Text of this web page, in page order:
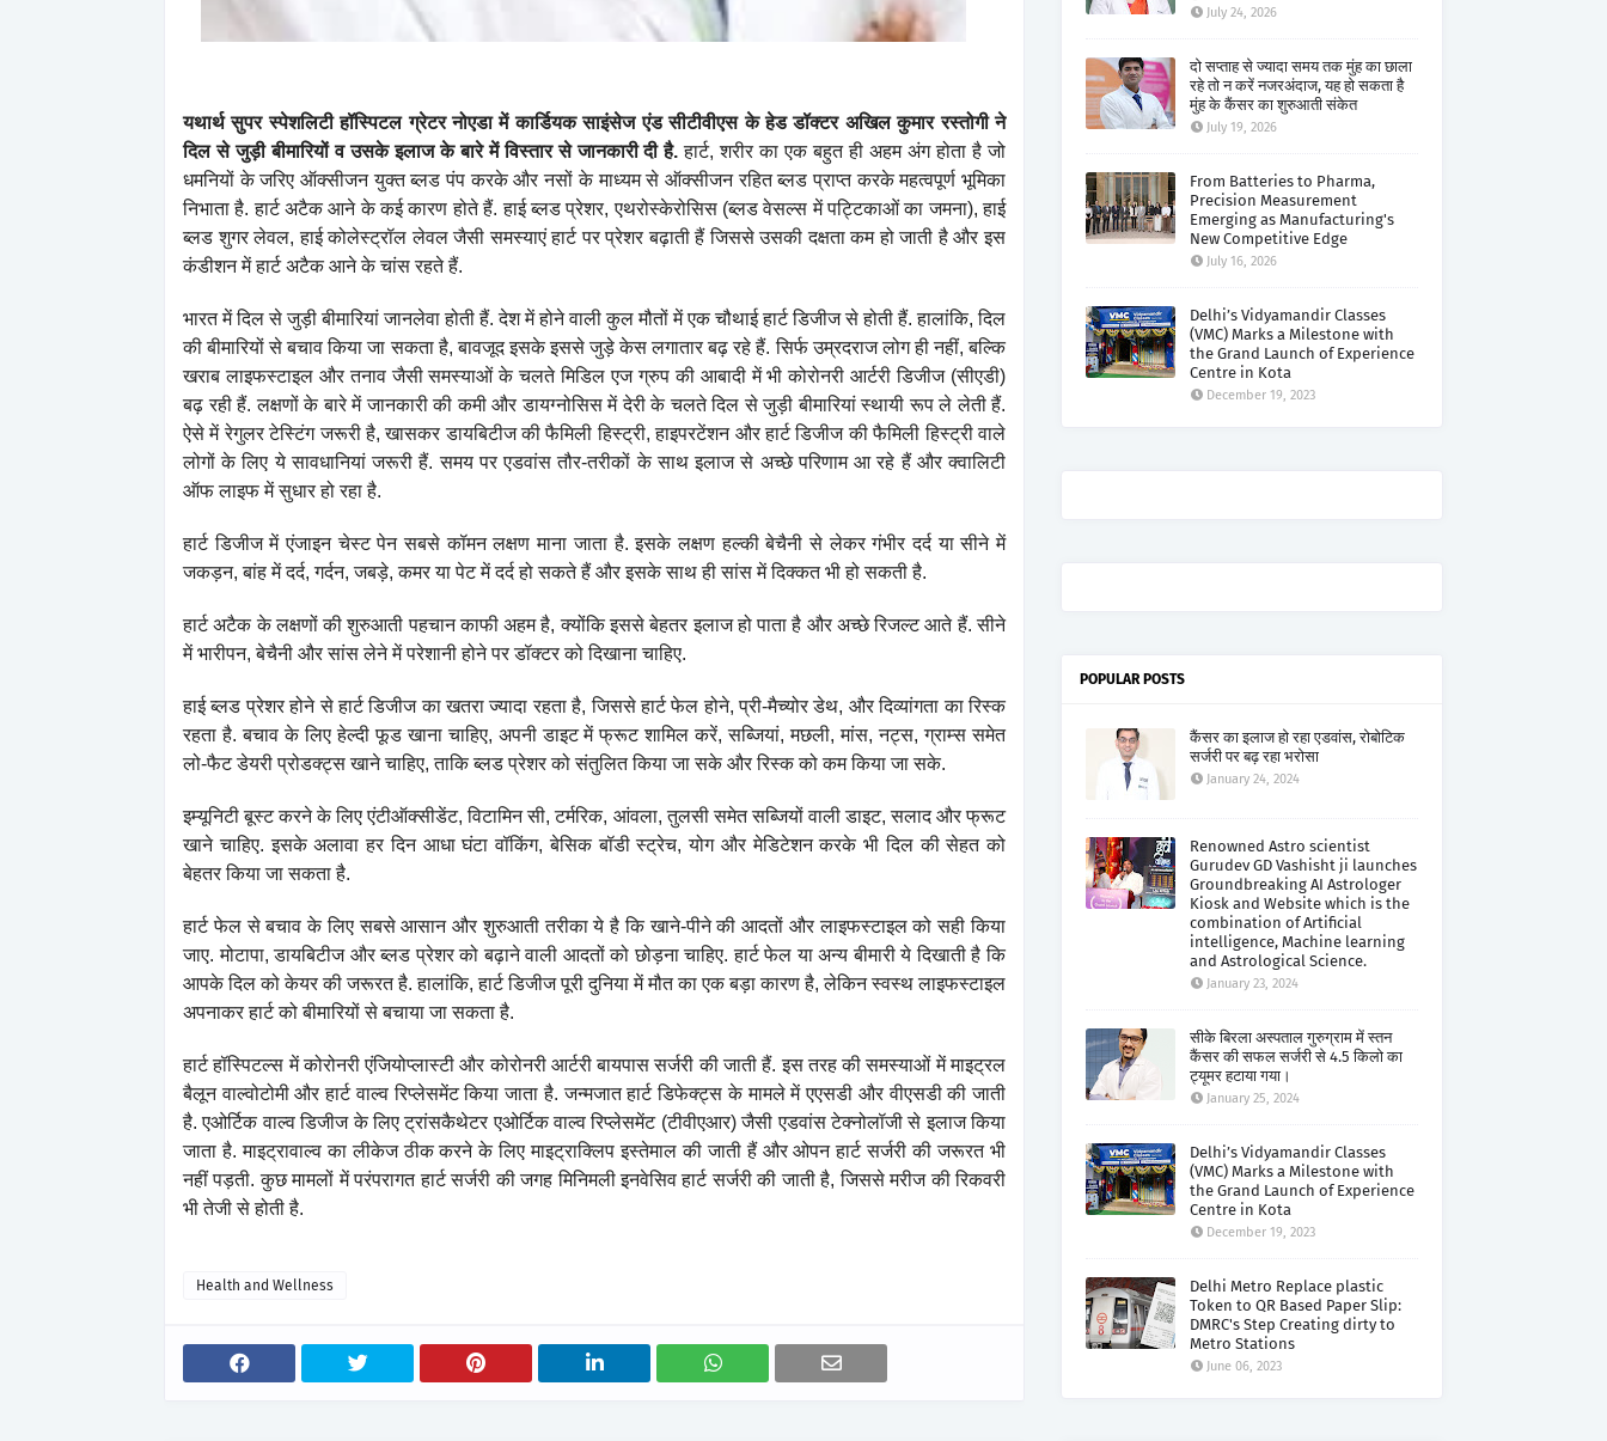
यथार्थ सुपर स्पेशलिटी हॉस्पिटल ग्रेटर नोएडा में कार्डियक साइंसेज एंड सीटीवीएस के हेड डॉक्टर अखिल कुमार रस्तोगी ने
दिल से जुड़ी बीमारियों व उसके इलाज के बारे में विस्तार से जानकारी दी है. हार्ट, शरीर का एक बहुत ही अहम अंग होता है जो
धमनियों के जरिए ऑक्सीजन युक्त ब्लड पंप करके और नसों के माध्यम से ऑक्सीजन रहित ब्लड प्राप्त करके महत्वपूर्ण भूमिका
निभाता है. हार्ट अटैक आने के कई कारण होते हैं. हाई ब्लड प्रेशर, एथरोस्केरोसिस (ब्लड वेसल्स में पट्टिकाओं का जमना), हाई
ब्लड शुगर लेवल, हाई कोलेस्ट्रॉल लेवल जैसी समस्याएं हार्ट पर प्रेशर बढ़ाती हैं जिससे उसकी दक्षता कम हो जाती है और इस
कंडीशन में हार्ट अटैक आने के चांस रहते हैं.
भारत में दिल से जुड़ी बीमारियां जानलेवा होती हैं. देश में होने वाली कुल मौतों में एक चौथाई हार्ट डिजीज से होती हैं. हालांकि, दिल
की बीमारियों से बचाव किया जा सकता है, बावजूद इसके इससे जुड़े केस लगातार बढ़ रहे हैं. सिर्फ उम्रदराज लोग ही नहीं, बल्कि
खराब लाइफस्टाइल और तनाव जैसी समस्याओं के चलते मिडिल एज ग्रुप की आबादी में भी कोरोनरी आर्टरी डिजीज (सीएडी)
बढ़ रही हैं. लक्षणों के बारे में जानकारी की कमी और डायग्नोसिस में देरी के चलते दिल से जुड़ी बीमारियां स्थायी रूप ले लेती हैं.
ऐसे में रेगुलर टेस्टिंग जरूरी है, खासकर डायबिटीज की फैमिली हिस्ट्री, हाइपरटेंशन और हार्ट डिजीज की फैमिली हिस्ट्री वाले
लोगों के लिए ये सावधानियां जरूरी हैं. समय पर एडवांस तौर-तरीकों के साथ इलाज से अच्छे परिणाम आ रहे हैं और क्वालिटी
ऑफ लाइफ में सुधार हो रहा है.
हार्ट डिजीज में एंजाइन चेस्ट पेन सबसे कॉमन लक्षण माना जाता है. इसके लक्षण हल्की बेचैनी से लेकर गंभीर दर्द या सीने में
जकड़न, बांह में दर्द, गर्दन, जबड़े, कमर या पेट में दर्द हो सकते हैं और इसके साथ ही सांस में दिक्कत भी हो सकती है.
हार्ट अटैक के लक्षणों की शुरुआती पहचान काफी अहम है, क्योंकि इससे बेहतर इलाज हो पाता है और अच्छे रिजल्ट आते हैं. सीने
में भारीपन, बेचैनी और सांस लेने में परेशानी होने पर डॉक्टर को दिखाना चाहिए.
हाई ब्लड प्रेशर होने से हार्ट डिजीज का खतरा ज्यादा रहता है, जिससे हार्ट फेल होने, प्री-मैच्योर डेथ, और दिव्यांगता का रिस्क
रहता है. बचाव के लिए हेल्दी फूड खाना चाहिए, अपनी डाइट में फ्रूट शामिल करें, सब्जियां, मछली, मांस, नट्स, ग्राम्स समेत
लो-फैट डेयरी प्रोडक्ट्स खाने चाहिए, ताकि ब्लड प्रेशर को संतुलित किया जा सके और रिस्क को कम किया जा सके.
इम्यूनिटी बूस्ट करने के लिए एंटीऑक्सीडेंट, विटामिन सी, टर्मरिक, आंवला, तुलसी समेत सब्जियों वाली डाइट, सलाद और फ्रूट
खाने चाहिए. इसके अलावा हर दिन आधा घंटा वॉकिंग, बेसिक बॉडी स्ट्रेच, योग और मेडिटेशन करके भी दिल की सेहत को
बेहतर किया जा सकता है.
हार्ट फेल से बचाव के लिए सबसे आसान और शुरुआती तरीका ये है कि खाने-पीने की आदतों और लाइफस्टाइल को सही किया
जाए. मोटापा, डायबिटीज और ब्लड प्रेशर को बढ़ाने वाली आदतों को छोड़ना चाहिए. हार्ट फेल या अन्य बीमारी ये दिखाती है कि
आपके दिल को केयर की जरूरत है. हालांकि, हार्ट डिजीज पूरी दुनिया में मौत का एक बड़ा कारण है, लेकिन स्वस्थ लाइफस्टाइल
अपनाकर हार्ट को बीमारियों से बचाया जा सकता है.
हार्ट हॉस्पिटल्स में कोरोनरी एंजियोप्लास्टी और कोरोनरी आर्टरी बायपास सर्जरी की जाती हैं. इस तरह की समस्याओं में माइट्रल
बैलून वाल्वोटोमी और हार्ट वाल्व रिप्लेसमेंट किया जाता है. जन्मजात हार्ट डिफेक्ट्स के मामले में एएसडी और वीएसडी की जाती
है. एओर्टिक वाल्व डिजीज के लिए ट्रांसकैथेटर एओर्टिक वाल्व रिप्लेसमेंट (टीवीएआर) जैसी एडवांस टेक्नोलॉजी से इलाज किया
जाता है. माइट्रावाल्व का लीकेज ठीक करने के लिए माइट्राक्लिप इस्तेमाल की जाती हैं और ओपन हार्ट सर्जरी की जरूरत भी
नहीं पड़ती. कुछ मामलों में परंपरागत हार्ट सर्जरी की जगह मिनिमली इनवेसिव हार्ट सर्जरी की जाती है, जिससे मरीज की रिकवरी
भी तेजी से होती है.
Health and Wellness
July 24, 2026
दो सप्ताह से ज्यादा समय तक मुंह का छाला
रहे तो न करें नजरअंदाज, यह हो सकता है
मुंह के कैंसर का शुरुआती संकेत
July 19, 2026
From Batteries to Pharma,
Precision Measurement
Emerging as Manufacturing's
New Competitive Edge
July 16, 2026
Delhi’s Vidyamandir Classes
(VMC) Marks a Milestone with
the Grand Launch of Experience
Centre in Kota
December 19, 2023
POPULAR POSTS
कैंसर का इलाज हो रहा एडवांस, रोबोटिक
सर्जरी पर बढ़ रहा भरोसा
January 24, 2024
Renowned Astro scientist
Gurudev GD Vashisht ji launches
Groundbreaking AI Astrologer
Kiosk and Website which is the
combination of Artificial
intelligence, Machine learning
and Astrological Science.
January 23, 2024
सीके बिरला अस्पताल गुरुग्राम में स्तन
कैंसर की सफल सर्जरी से 4.5 किलो का
ट्यूमर हटाया गया।
January 25, 2024
Delhi’s Vidyamandir Classes
(VMC) Marks a Milestone with
the Grand Launch of Experience
Centre in Kota
December 19, 2023
Delhi Metro Replace plastic
Token to QR Based Paper Slip:
DMRC's Step Creating dirty to
Metro Stations
June 06, 2023